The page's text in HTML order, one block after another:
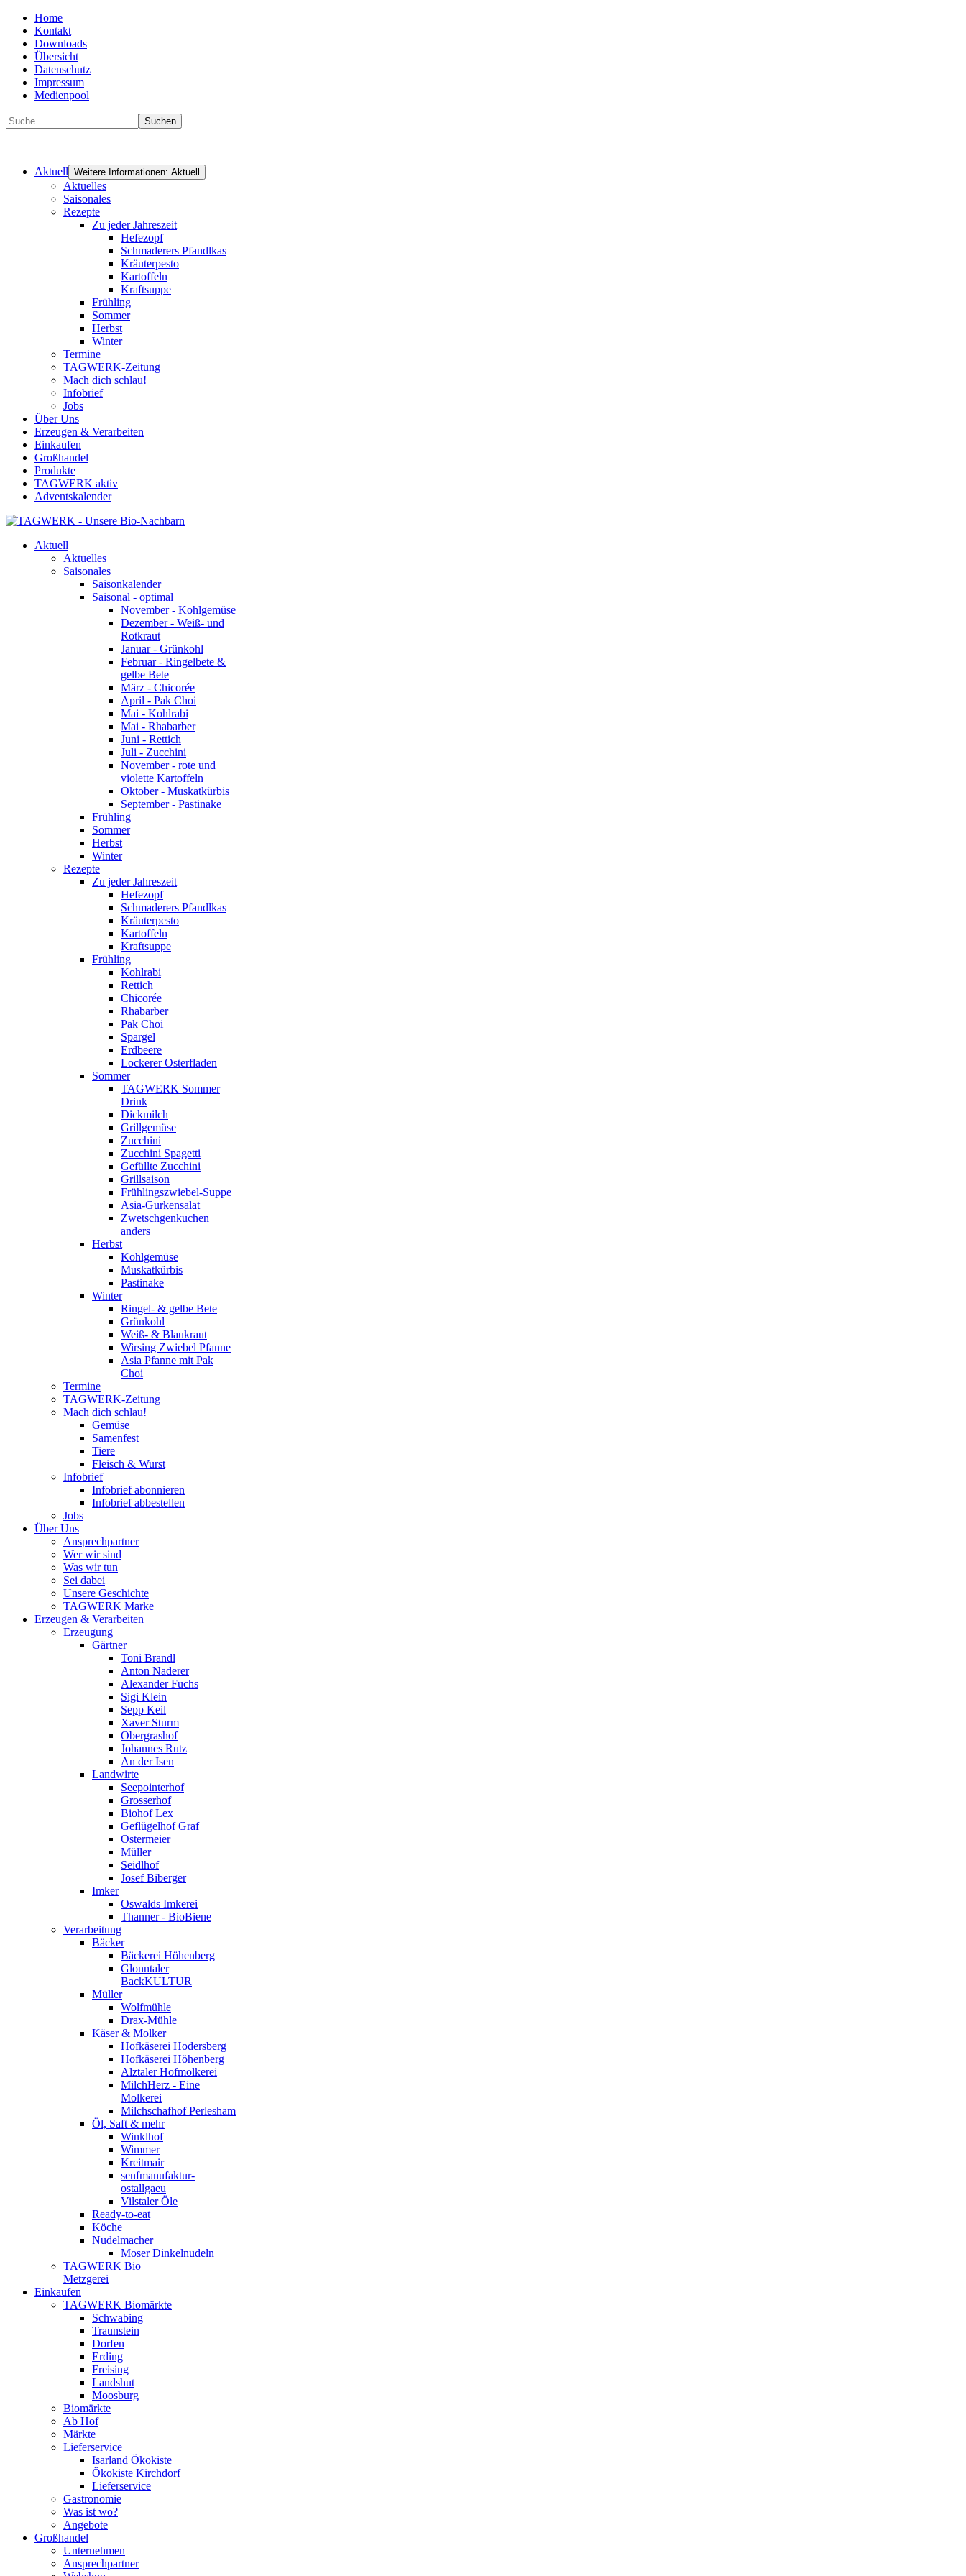
Home
Kontakt
Downloads
Übersicht
Datenschutz
Impressum
Medienpool
Suchen
Aktuell Weitere Informationen: Aktuell
Aktuelles
Saisonales
Rezepte
Zu jeder Jahreszeit
Hefezopf
Schmaderers Pfandlkas
Kräuterpesto
Kartoffeln
Kraftsuppe
Frühling
Sommer
Herbst
Winter
Termine
TAGWERK-Zeitung
Mach dich schlau!
Infobrief
Jobs
Über Uns
Erzeugen & Verarbeiten
Einkaufen
Großhandel
Produkte
TAGWERK aktiv
Adventskalender
Aktuell
Aktuelles
Saisonales
Saisonkalender
Saisonal - optimal
November - Kohlgemüse
Dezember - Weiß- und
Rotkraut
Januar - Grünkohl
Februar - Ringelbete &
gelbe Bete
März - Chicorée
April - Pak Choi
Mai - Kohlrabi
Mai - Rhabarber
Juni - Rettich
Juli - Zucchini
November - rote und
violette Kartoffeln
Oktober - Muskatkürbis
September - Pastinake
Frühling
Sommer
Herbst
Winter
Rezepte
Zu jeder Jahreszeit
Hefezopf
Schmaderers Pfandlkas
Kräuterpesto
Kartoffeln
Kraftsuppe
Frühling
Kohlrabi
Rettich
Chicorée
Rhabarber
Pak Choi
Spargel
Erdbeere
Lockerer Osterfladen
Sommer
TAGWERK Sommer
Drink
Dickmilch
Grillgemüse
Zucchini
Zucchini Spagetti
Gefüllte Zucchini
Grillsaison
Frühlingszwiebel-Suppe
Asia-Gurkensalat
Zwetschgenkuchen
anders
Herbst
Kohlgemüse
Muskatkürbis
Pastinake
Winter
Ringel- & gelbe Bete
Grünkohl
Weiß- & Blaukraut
Wirsing Zwiebel Pfanne
Asia Pfanne mit Pak
Choi
Termine
TAGWERK-Zeitung
Mach dich schlau!
Gemüse
Samenfest
Tiere
Fleisch & Wurst
Infobrief
Infobrief abonnieren
Infobrief abbestellen
Jobs
Über Uns
Ansprechpartner
Wer wir sind
Was wir tun
Sei dabei
Unsere Geschichte
TAGWERK Marke
Erzeugen & Verarbeiten
Erzeugung
Gärtner
Toni Brandl
Anton Naderer
Alexander Fuchs
Sigi Klein
Sepp Keil
Xaver Sturm
Obergrashof
Johannes Rutz
An der Isen
Landwirte
Seepointerhof
Grosserhof
Biohof Lex
Geflügelhof Graf
Ostermeier
Müller
Seidlhof
Josef Biberger
Imker
Oswalds Imkerei
Thanner - BioBiene
Verarbeitung
Bäcker
Bäckerei Höhenberg
Glonntaler
BackKULTUR
Müller
Wolfmühle
Drax-Mühle
Käser & Molker
Hofkäserei Hodersberg
Hofkäserei Höhenberg
Alztaler Hofmolkerei
MilchHerz - Eine
Molkerei
Milchschafhof Perlesham
Öl, Saft & mehr
Winklhof
Wimmer
Kreitmair
senfmanufaktur-
ostallgaeu
Vilstaler Öle
Ready-to-eat
Köche
Nudelmacher
Moser Dinkelnudeln
TAGWERK Bio
Metzgerei
Einkaufen
TAGWERK Biomärkte
Schwabing
Traunstein
Dorfen
Erding
Freising
Landshut
Moosburg
Biomärkte
Ab Hof
Märkte
Lieferservice
Isarland Ökokiste
Ökokiste Kirchdorf
Lieferservice
Gastronomie
Was ist wo?
Angebote
Großhandel
Unternehmen
Ansprechpartner